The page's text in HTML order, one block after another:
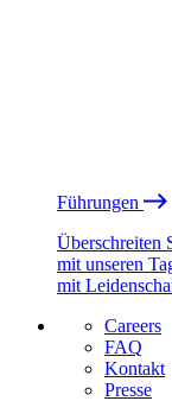
Führungen
Überschreiten
mit unseren
mit
Careers
FAQ
Kontakt
Presse